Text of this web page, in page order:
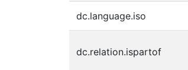
dc.language.iso
dc.relation.ispartof